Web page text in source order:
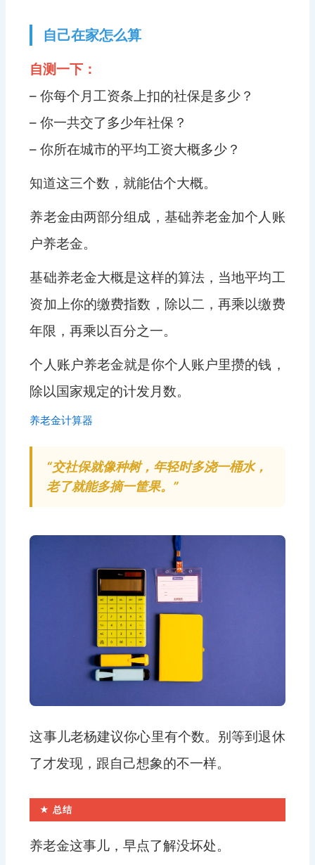
自己在家怎么算
自测一下：
– 你每个月工资条上扣的社保是多少？
– 你一共交了多少年社保？
– 你所在城市的平均工资大概多少？
知道这三个数，就能估个大概。
养老金由两部分组成，基础养老金加个人账
户养老金。
基础养老金大概是这样的算法，当地平均工
资加上你的缴费指数，除以二，再乘以缴费
年限，再乘以百分之一。
个人账户养老金就是你个人账户里攒的钱，
除以国家规定的计发月数。
养老金计算器
“交社保就像种树，年轻时多浇一桶水，
老了就能多摘一筐果。”
这事儿老杨建议你心里有个数。别等到退休
了才发现，跟自己想象的不一样。
★ 总结
养老金这事儿，早点了解没坏处。